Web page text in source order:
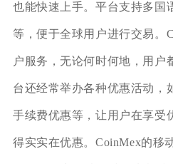
也能快速上手。平台支持多国
等，便于全球用户进行交易。
户服务，无论何时何地，用户
台还经常举办各种优惠活动，
手续费优惠等，让用户在享受
得实实在优惠。CoinMex的移